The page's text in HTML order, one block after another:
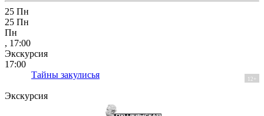
25 Пн
25 Пн
Пн
, 17:00
Экскурсия
17:00
Тайны закулисья
12+
Экскурсия